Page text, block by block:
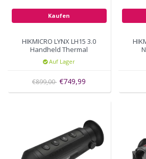
Kaufen
HIKMICRO LYNX LH15 3.0
Handheld Thermal
Monoculars
Auf Lager
€899,00 €749,99